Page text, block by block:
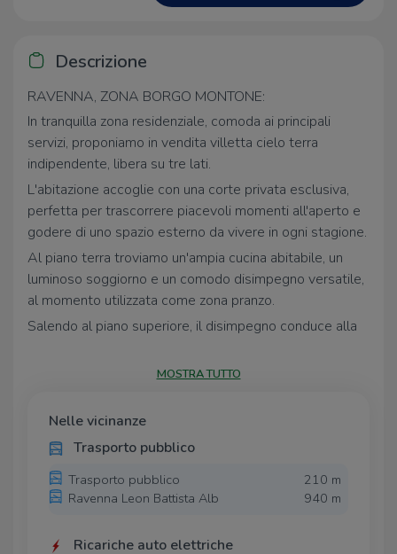
Descrizione
RAVENNA, ZONA BORGO MONTONE:
In tranquilla zona residenziale, comoda ai principali
servizi, proponiamo in vendita villetta cielo terra
indipendente, libera su tre lati.
L'abitazione accoglie con una corte privata esclusiva,
perfetta per trascorrere piacevoli momenti all'aperto e
godere di uno spazio esterno da vivere in ogni stagione.
Al piano terra troviamo un'ampia cucina abitabile, un
luminoso soggiorno e un comodo disimpegno versatile,
al momento utilizzata come zona pranzo.
Salendo al piano superiore, il disimpegno conduce alla
quali con accesso diretto al balcone, e da un bagno
Completa la proprietà una pratica tavernetta con
lavanderia.
L'immobile è dotato di infissi in doppio vetro, scuroni
esterni e aria condizionata, caratteristiche che
garantiscono comfort e un'ottima vivibilità durante tutto
MOSTRA TUTTO
Nelle vicinanze
Trasporto pubblico
Trasporto pubblico
210 m
Ravenna Leon Battista Alb
940 m
Ricariche auto elettriche